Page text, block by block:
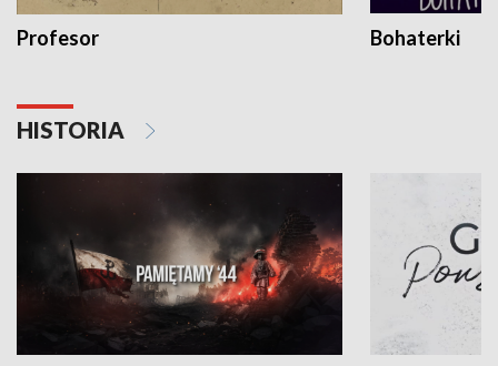
Profesor Bohaterki
HISTORIA